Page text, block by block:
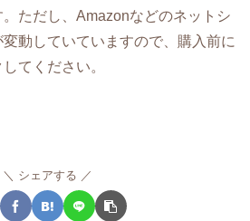
ただし、Amazonなどのネットシ
動していていますので、購入前に
てください。
シェアする